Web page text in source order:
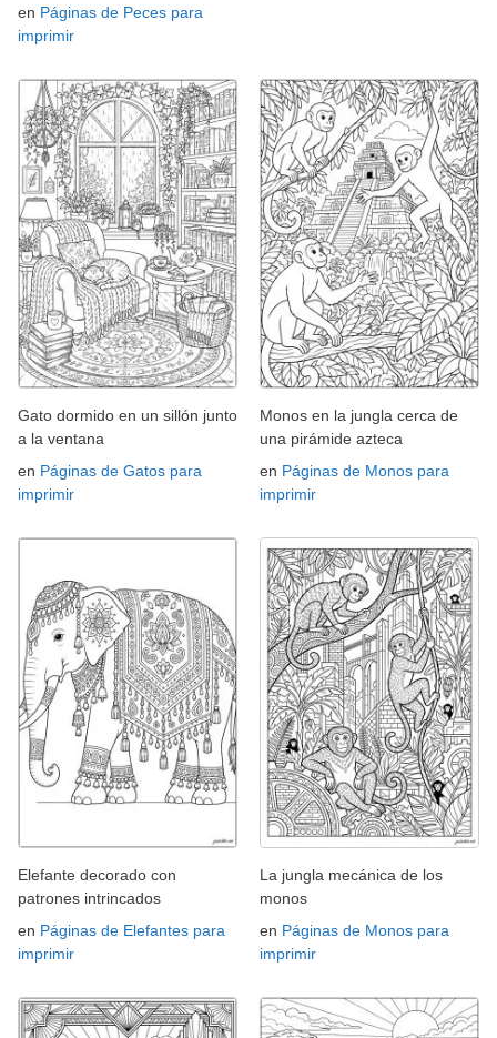
en Páginas de Peces para
imprimir
Gato dormido en un sillón junto
a la ventana
en Páginas de Gatos para
imprimir
Monos en la jungla cerca de
una pirámide azteca
en Páginas de Monos para
imprimir
Elefante decorado con
patrones intrincados
en Páginas de Elefantes para
imprimir
La jungla mecánica de los
monos
en Páginas de Monos para
imprimir